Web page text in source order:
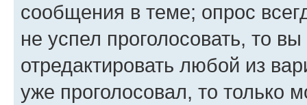
сообщения в теме; опрос
не успел проголосовать, то
отредактировать любой из
уже проголосовал, то только